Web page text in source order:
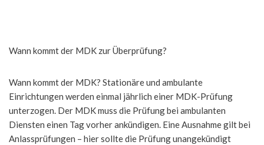
Wann kommt der MDK zur Überprüfung?
Wann kommt der MDK? Stationäre und ambulante
Einrichtungen werden einmal jährlich einer MDK-Prüfung
unterzogen. Der MDK muss die Prüfung bei ambulanten
Diensten einen Tag vorher ankündigen. Eine Ausnahme gilt bei
Anlassprüfungen – hier sollte die Prüfung unangekündigt